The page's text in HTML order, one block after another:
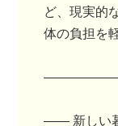
ど、現実的
体の負担を
―― 新しい